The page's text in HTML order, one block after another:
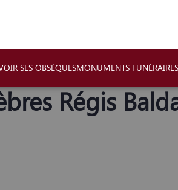
SES OBSÈQUESMONUMENTS FUNÉRAIRES
Régis